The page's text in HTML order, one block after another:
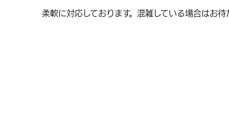
柔軟に対応しております。混雑している場合は